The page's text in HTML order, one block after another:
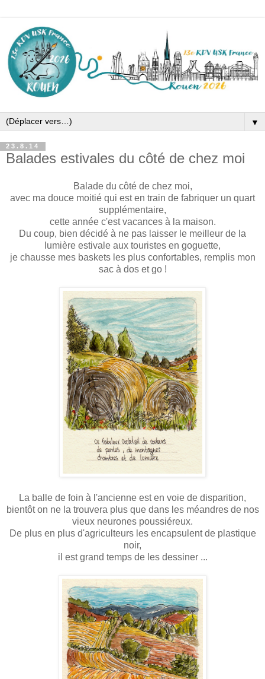
▼
23.8.14
Balades estivales du côté de chez moi
Balade du côté de chez moi,
avec ma douce moitié qui est en train de fabriquer un quart
supplémentaire,
cette année c'est vacances à la maison.
Du coup, bien décidé à ne pas laisser le meilleur de la
lumière estivale aux touristes en goguette,
je chausse mes baskets les plus confortables, remplis mon
sac à dos et go !
La balle de foin à l'ancienne est en voie de disparition,
bientôt on ne la trouvera plus que dans les méandres de nos
vieux neurones poussiéreux.
De plus en plus d'agriculteurs les encapsulent de plastique
noir,
il est grand temps de les dessiner ...